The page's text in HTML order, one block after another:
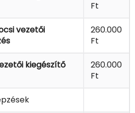
Ft
vezetői
260.000
Ft
kiegészítő
260.000
Ft